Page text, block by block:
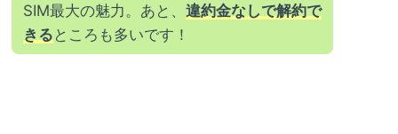
SIM最大の魅力。あと、 違約金なしで解約で
きる ところも多いです！